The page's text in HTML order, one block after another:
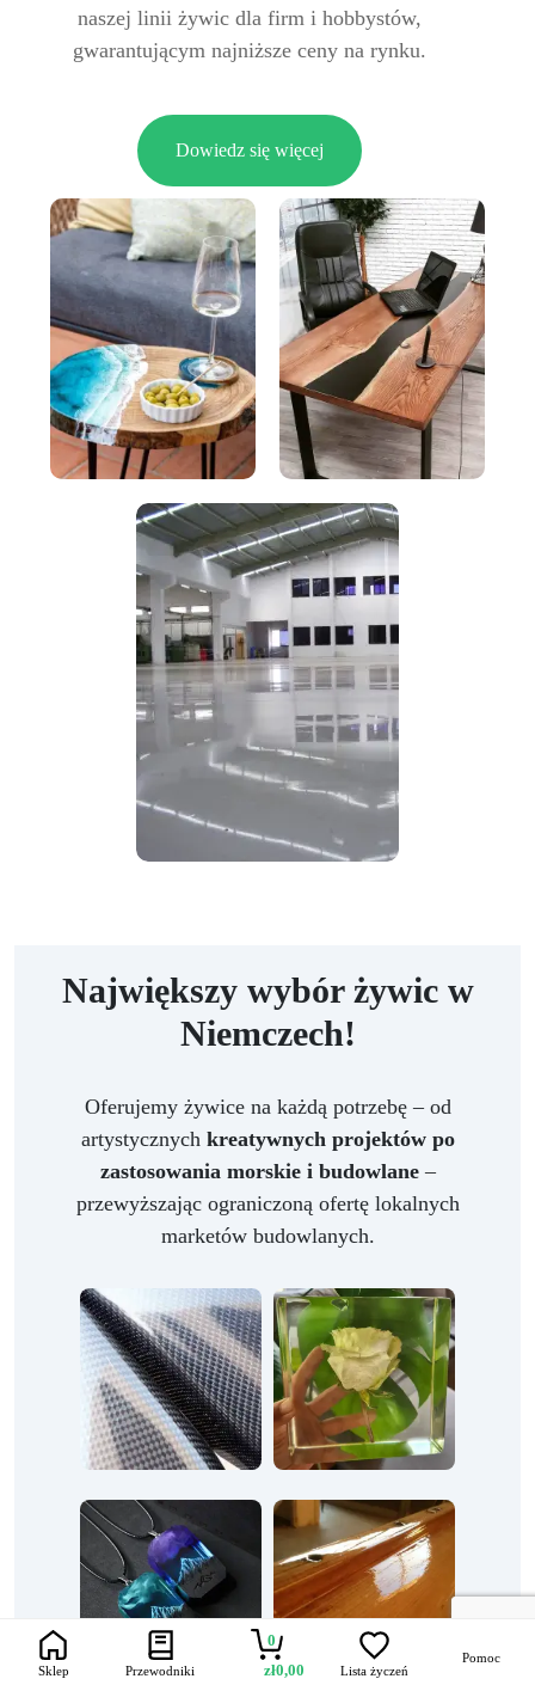
naszej linii żywic dla firm i hobbystów,
gwarantującym najniższe ceny na rynku.
Dowiedz się więcej
Największy wybór żywic w
Niemczech!
Oferujemy żywice na każdą potrzebę – od
artystycznych kreatywnych projektów po
zastosowania morskie i budowlane–
przewyższając ograniczoną ofertę lokalnych
marketów budowlanych.
Sklep Przewodniki
0
zł0,00 Lista życzeń
Pomoc